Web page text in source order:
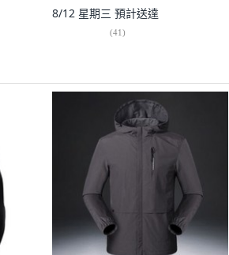
8/12 星期三 預計送達
(41)